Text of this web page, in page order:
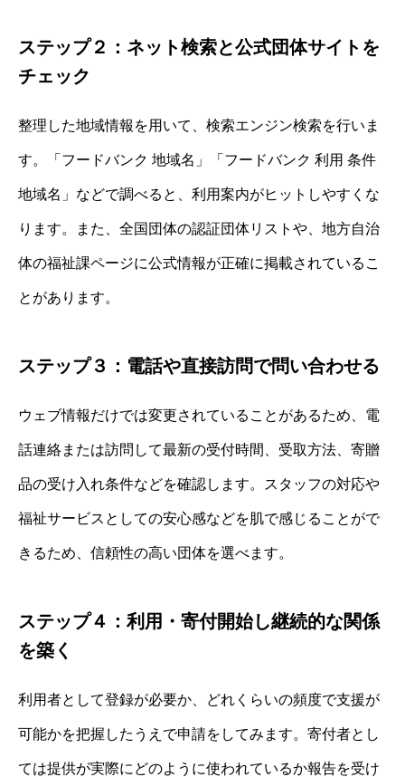
ステップ２：ネット検索と公式団体サイトを
チェック
整理した地域情報を用いて、検索エンジン検索を行いま
す。「フードバンク 地域名」「フードバンク 利用 条件
地域名」などで調べると、利用案内がヒットしやすくな
ります。また、全国団体の認証団体リストや、地方自治
体の福祉課ページに公式情報が正確に掲載されているこ
とがあります。
ステップ３：電話や直接訪問で問い合わせる
ウェブ情報だけでは変更されていることがあるため、電
話連絡または訪問して最新の受付時間、受取方法、寄贈
品の受け入れ条件などを確認します。スタッフの対応や
福祉サービスとしての安心感などを肌で感じることがで
きるため、信頼性の高い団体を選べます。
ステップ４：利用・寄付開始し継続的な関係
を築く
利用者として登録が必要か、どれくらいの頻度で支援が
可能かを把握したうえで申請をしてみます。寄付者とし
ては提供が実際にどのように使われているか報告を受け